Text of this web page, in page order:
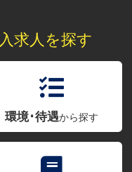
求人を探す
環境･待遇から探す